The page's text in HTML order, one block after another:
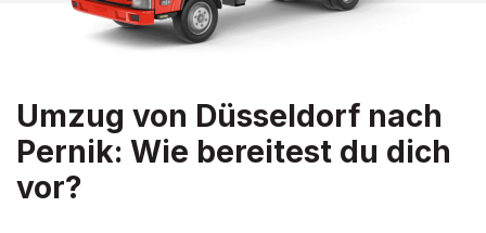
Umzug von Düsseldorf nach
Pernik: Wie bereitest du dich
vor?